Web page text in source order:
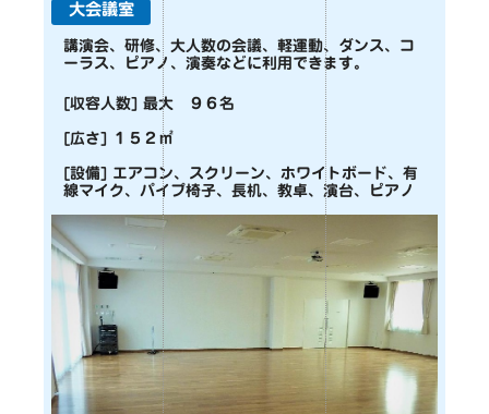
大会議室
講演会、研修、大人数の会議、軽運動、ダンス、コ
ーラス、ピアノ、演奏などに利用できます。
[収容人数] 最大 ９６名
[広さ] １５２㎡
[設備] エアコン、スクリーン、ホワイトボード、有
線マイク、パイプ椅子、長机、教卓、演台、ピアノ